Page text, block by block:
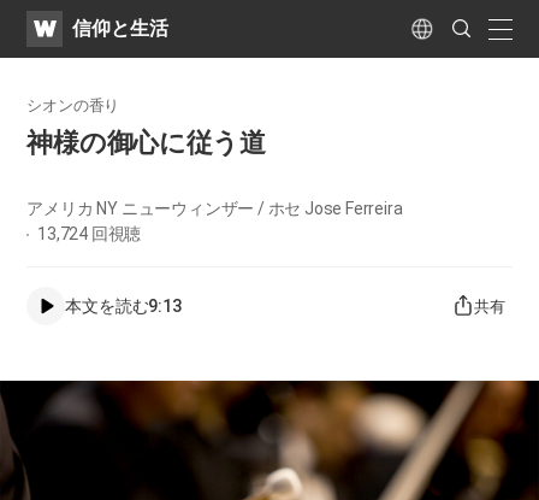
WATV​信仰と生活 Language
Search
Submit
シオンの香り
神様の御心に従う道
アメリカ NY ニューウィンザー / ホセ Jose Ferreira
13,724 回視聴
本文を読む9:13 共有